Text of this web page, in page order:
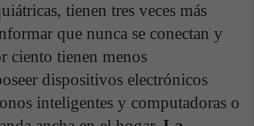
tienen tres veces más
que nunca se conectan y
ciento tienen menos
dispositivos electrónicos
inteligentes y computadoras o